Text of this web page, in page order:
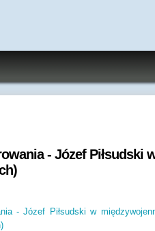
- Józef Piłsudski
- Józef Piłsudski w